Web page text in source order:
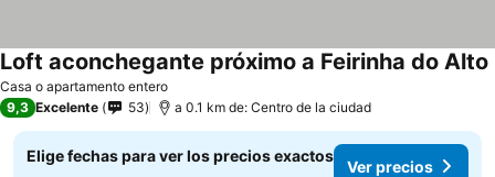
Casa o apartamento entero
Loft aconchegante próximo a Feirinha do Alto
9,3 Excelente 53 a 0.1 km de: Centro de la ciudad
Elige fechas para ver los precios exactos
Ver precios